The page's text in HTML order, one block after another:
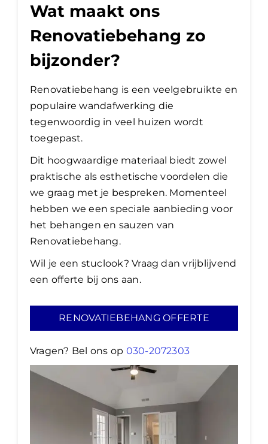
Wat maakt ons
Renovatiebehang zo
bijzonder?
Renovatiebehang is een veelgebruikte en
populaire wandafwerking die
tegenwoordig in veel huizen wordt
toegepast.
Dit hoogwaardige materiaal biedt zowel
praktische als esthetische voordelen die
we graag met je bespreken. Momenteel
hebben we een speciale aanbieding voor
het behangen en sauzen van
Renovatiebehang.
Wil je een stuclook? Vraag dan vrijblijvend
een offerte bij ons aan.
RENOVATIEBEHANG OFFERTE
Vragen? Bel ons op 030-2072303